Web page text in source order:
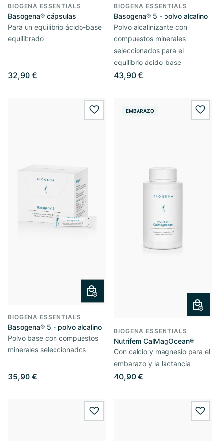
BIOGENA ESSENTIALS
Basogena® cápsulas
Para un equilibrio ácido-base
equilibrado
32,90 €
BIOGENA ESSENTIALS
Basogena® 5 - polvo alcalino
Polvo alcalinizante con
compuestos minerales
seleccionados para el
equilibrio ácido-base
43,90 €
wishlist.add
BIOGENA ESSENTIALS
Basogena® 5 - polvo alcalino
Polvo base con compuestos
minerales seleccionados
35,90 €
EMBARAZO
BIOGENA ESSENTIALS
Nutrifem CalMagOcean®
Con calcio y magnesio para el
embarazo y la lactancia
40,90 €
wishlist.add